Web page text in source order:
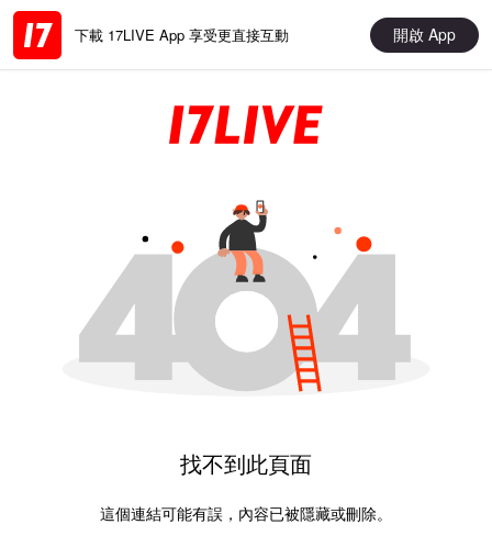
下載 17LIVE App 享受更直接互動 開啟 App
找不到此頁面
這個連結可能有誤，內容已被隱藏或刪除。